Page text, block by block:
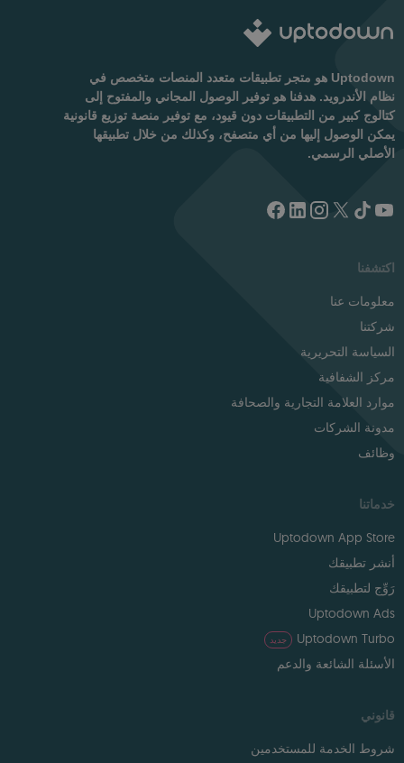
Uptodown هو متجر تطبيقات متعدد المنصات متخصص في
نظام الأندرويد. هدفنا هو توفير الوصول المجاني والمفتوح إلى
كتالوج كبير من التطبيقات دون قيود، مع توفير منصة توزيع قانونية
يمكن الوصول إليها من أي متصفح، وكذلك من خلال تطبيقها
الأصلي الرسمي.
اكتشفنا
معلومات عنا
شركتنا
السياسة التحريرية
مركز الشفافية
موارد العلامة التجارية والصحافة
مدونة الشركات
وظائف
خدماتنا
Uptodown App Store
أنشر تطبيقك
رَوِّج لتطبيقك
Uptodown Ads
Uptodown Turbo
جديد
الأسئلة الشائعة والدعم
قانوني
شروط الخدمة للمستخدمين